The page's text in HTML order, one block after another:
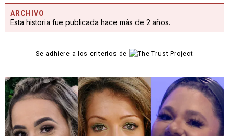
ARCHIVO
Esta historia fue publicada hace más de 2 años.
Se adhiere a los criterios de